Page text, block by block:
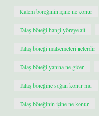
Kalem böreğinin içine ne konur
Talaş böreği hangi yöreye ait
Talaş böreği malzemeleri nelerdir
Talaş böreği yanına ne gider
Talaş böreğine soğan konur mu
Talaş böreğinin içine ne konur